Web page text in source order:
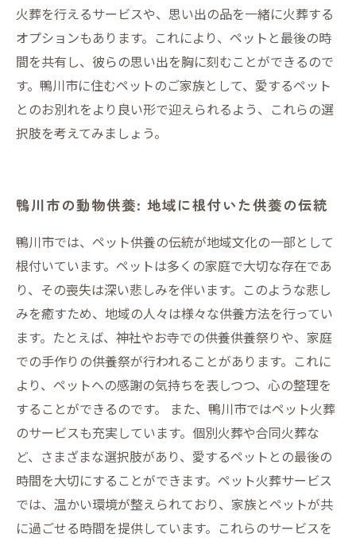
火葬を行えるサービスや、思い出の品を一緒に火葬する
オプションもあります。これにより、ペットと最後の時
間を共有し、彼らの思い出を胸に刻むことができるので
す。鴨川市に住むペットのご家族として、愛するペット
とのお別れをより良い形で迎えられるよう、これらの選
択肢を考えてみましょう。
鴨川市の動物供養: 地域に根付いた供養の伝統
鴨川市では、ペット供養の伝統が地域文化の一部として
根付いています。ペットは多くの家庭で大切な存在であ
り、その喪失は深い悲しみを伴います。このような悲し
みを癒すため、地域の人々は様々な供養方法を行ってい
ます。たとえば、神社やお寺での供養供養祭りや、家庭
での手作りの供養祭が行われることがあります。これに
より、ペットへの感謝の気持ちを表しつつ、心の整理を
することができるのです。 また、鴨川市ではペット火葬
のサービスも充実しています。個別火葬や合同火葬な
ど、さまざまな選択肢があり、愛するペットとの最後の
時間を大切にすることができます。ペット火葬サービス
では、温かい環境が整えられており、家族とペットが共
に過ごせる時間を提供しています。これらのサービスを